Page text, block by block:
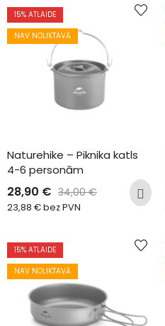
15% ATLAIDE
NAV NOLIKTAVĀ
Naturehike – Piknika katls
4-6 personām
28,90 € 34,00€
23,88 €bez PVN
15% ATLAIDE
NAV NOLIKTAVĀ